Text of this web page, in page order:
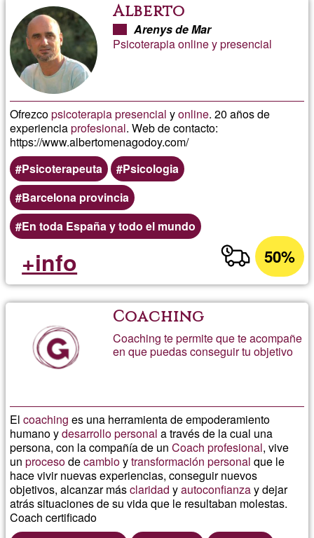
Alberto
Arenys de Mar
Psicoterapia online y presencial
Ofrezcopsicoterapiapresencial yonline. 20 años de
experienciaprofesional. Web de contacto:
https://www.albertomenagodoy.com/
Psicoterapeuta
Psicologia
Barcelona provincia
En toda España y todo el mundo
50%
+info
Coaching
Coaching te permite que te acompañe
en que puedas conseguir tu objetivo
Elcoaching es una herramienta de empoderamiento
humano ydesarrollo personal a través de la cual una
persona, con la compañía de unCoach profesional, vive
unprocesodecambioytransformación personal que le
hace vivir nuevas experiencias, conseguir nuevos
objetivos, alcanzar másclaridad yautoconfianzay dejar
atrás situaciones de su vida que le resultaban molestas.
Coach certificado